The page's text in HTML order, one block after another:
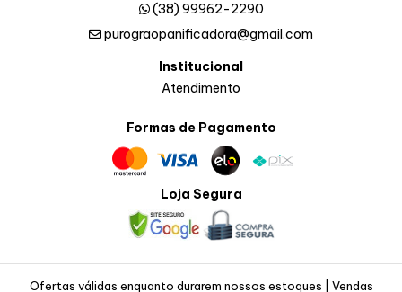
(38) 99962-2290
purograopanificadora@gmail.com
Institucional
Atendimento
Formas de Pagamento
Loja Segura
Ofertas válidas enquanto durarem nossos estoques | Vendas